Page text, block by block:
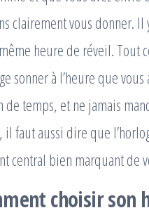
clairement vous donner.
heure de réveil. Tout
sonner à l’heure que
de temps, et ne jamais
il faut aussi dire que
central bien marquant de
choisir son